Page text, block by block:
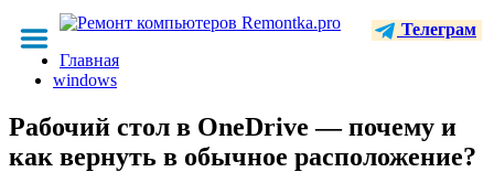
Телеграм
Главная
windows
Рабочий стол в OneDrive — почему и
как вернуть в обычное расположение?